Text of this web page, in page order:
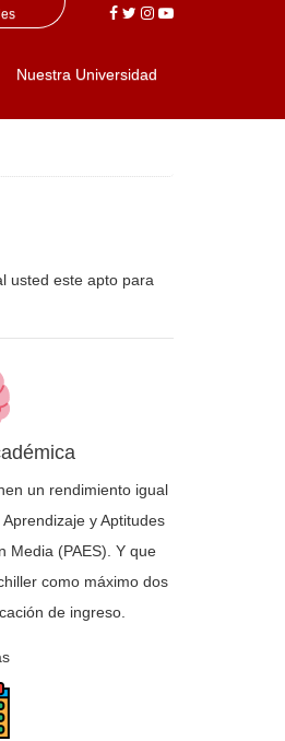
Nuestra Universidad
usted este apto para
un rendimiento igual
y Aptitudes
Media (PAES). Y que
como máximo dos
de ingreso.